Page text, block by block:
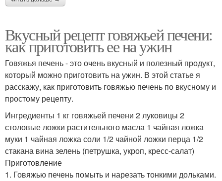
Вкусный рецепт говяжьей печени:
как приготовить ее на ужин
Говяжья печень - это очень вкусный и полезный продукт,
который можно приготовить на ужин. В этой статье я
расскажу, как приготовить говяжью печень по вкусному и
простому рецепту.
Ингредиенты 1 кг говяжьей печени 2 луковицы 2
столовые ложки растительного масла 1 чайная ложка
муки 1 чайная ложка соли 1/2 чайной ложки перца 1/2
стакана вина зелень (петрушка, укроп, кресс-салат)
Приготовление
1. Говяжью печень помыть и нарезать тонкими дольками.